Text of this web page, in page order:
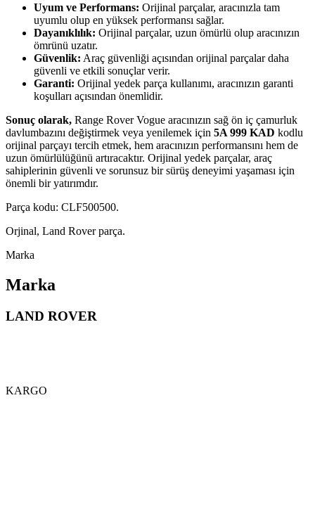
Uyum ve Performans: Orijinal parçalar, aracınızla tam
uyumlu olup en yüksek performansı sağlar.
Dayanıklılık: Orijinal parçalar, uzun ömürlü olup aracınızın
ömrünü uzatır.
Güvenlik: Araç güvenliği açısından orijinal parçalar daha
güvenli ve etkili sonuçlar verir.
Garanti: Orijinal yedek parça kullanımı, aracınızın garanti
koşulları açısından önemlidir.
Sonuç olarak, Range Rover Vogue aracınızın sağ ön iç çamurluk
davlumbazını değiştirmek veya yenilemek için 5A 999 KAD kodlu
orijinal parçayı tercih etmek, hem aracınızın performansını hem de
uzun ömürlülüğünü artıracaktır. Orijinal yedek parçalar, araç
sahiplerinin güvenli ve sorunsuz bir sürüş deneyimi yaşaması için
önemli bir yatırımdır.
Parça kodu: CLF500500.
Orjinal, Land Rover parça.
Marka
Marka
LAND ROVER
KARGO